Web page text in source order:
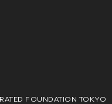
FOUNDATION TOKYO